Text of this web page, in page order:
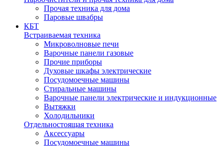
Прочая техника для дома
Паровые швабры
КБТ
Встраиваемая техника
Микроволновые печи
Варочные панели газовые
Прочие приборы
Духовые шкафы электрические
Посудомоечные машины
Стиральные машины
Варочные панели электрические и индукционные
Вытяжки
Холодильники
Отдельностоящая техника
Аксессуары
Посудомоечные машины